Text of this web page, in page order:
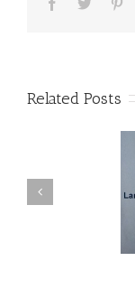
Related Posts
– die deutsche